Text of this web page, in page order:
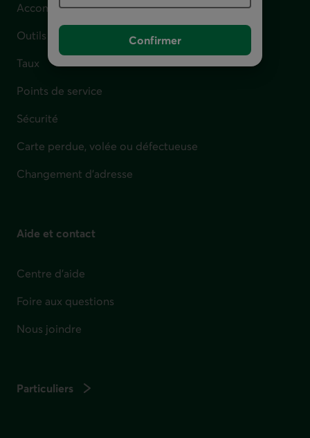
Confirmer
Accompagnement en cas de difficulté financière
Outils et calculateurs
Taux
Points de service
Sécurité
Carte perdue, volée ou défectueuse
Changement d'adresse
Aide et contact
Centre d'aide
Foire aux questions
Nous joindre
Particuliers